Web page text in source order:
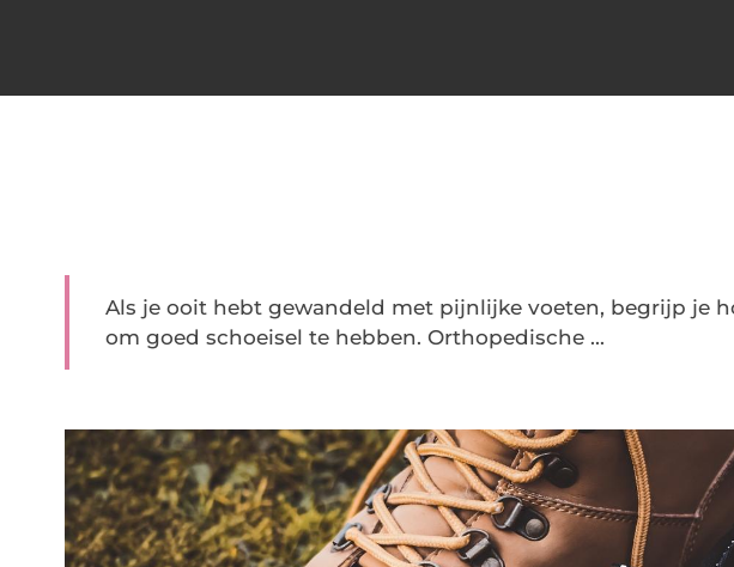
Als je ooit hebt gewandeld met pijnlijke voeten, begrijp je
om goed schoeisel te hebben. Orthopedische ...